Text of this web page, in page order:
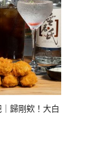
歸剛欸！大白